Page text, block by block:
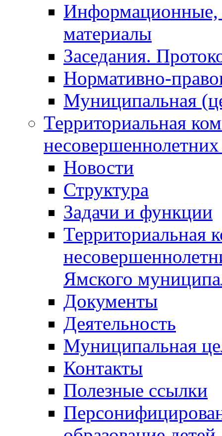
Информационные,
материалы
Заседания.
Нормативно-
Муниципальная
Территориальная
Новости
Структура
Задачи и функции
Территориальная
Ямского
Документы
Деятельность
Муниципальная
Контакты
Полезные ссылки